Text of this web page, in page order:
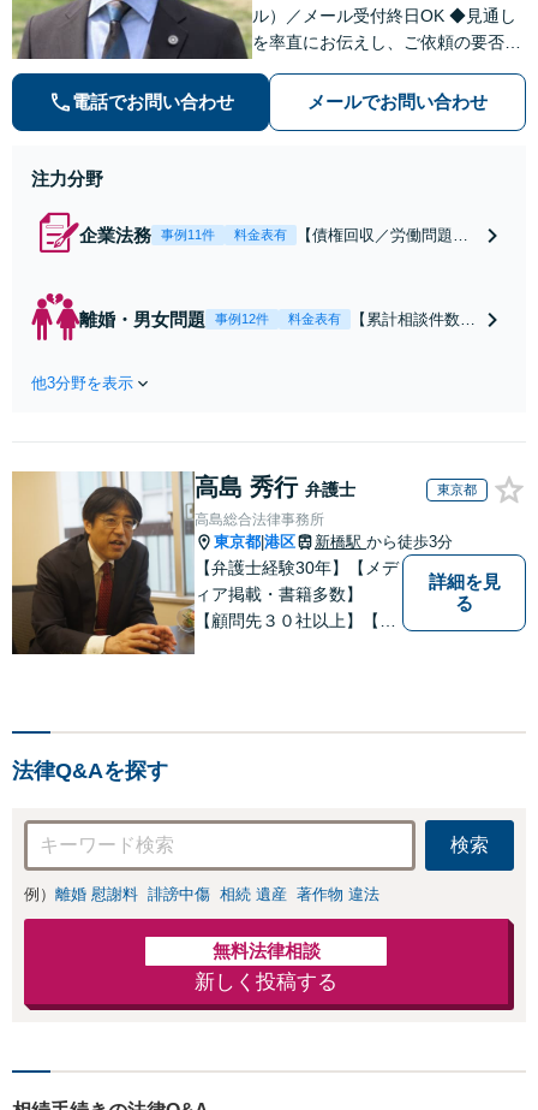
ル）／メール受付終日OK ◆見通し
を率直にお伝えし、ご依頼の要否も
解決まで弁護士本人が一貫してスピ
ーディーに対応いたします。 ◆累計
電話でお問い合わせ メールでお問い合わせ
注力分野
企業法務 事例11件 料金表有
【債権回収／労働問題／
のトラブル・会社内のト
ラブルなど、事後の解決
離婚・男女問題 事例12件 料金表有
【累計相談件数20
ダーメイドの解決
様の話を丁寧にう
安があるのか、何
を解決したいのか
を正確に読み取り
ます。【東京都在
住以外の方も対
他3分野を表示
高島 秀行 弁護士 東京都
高島総合法律事務所
東京都 港区 新橋駅 から徒歩3分
【弁護士経験30年】【メデ
ィア掲載・書籍多数】
【顧問先３０社以上】【相
詳細を見
る
法律Q&Aを探す
検索
例） 離婚 慰謝料 誹謗中傷 相続 遺産 著作物 違法
無料法律相談
新しく投稿する